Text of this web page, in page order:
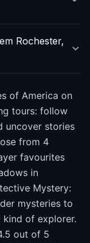
Rochester,
of America on
tours: follow
uncover stories
from 4
favourites
in
Mystery:
mysteries to
of explorer.
out of 5